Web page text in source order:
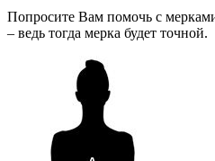
Попросите Вам помочь с
– ведь тогда мерка будет точной.